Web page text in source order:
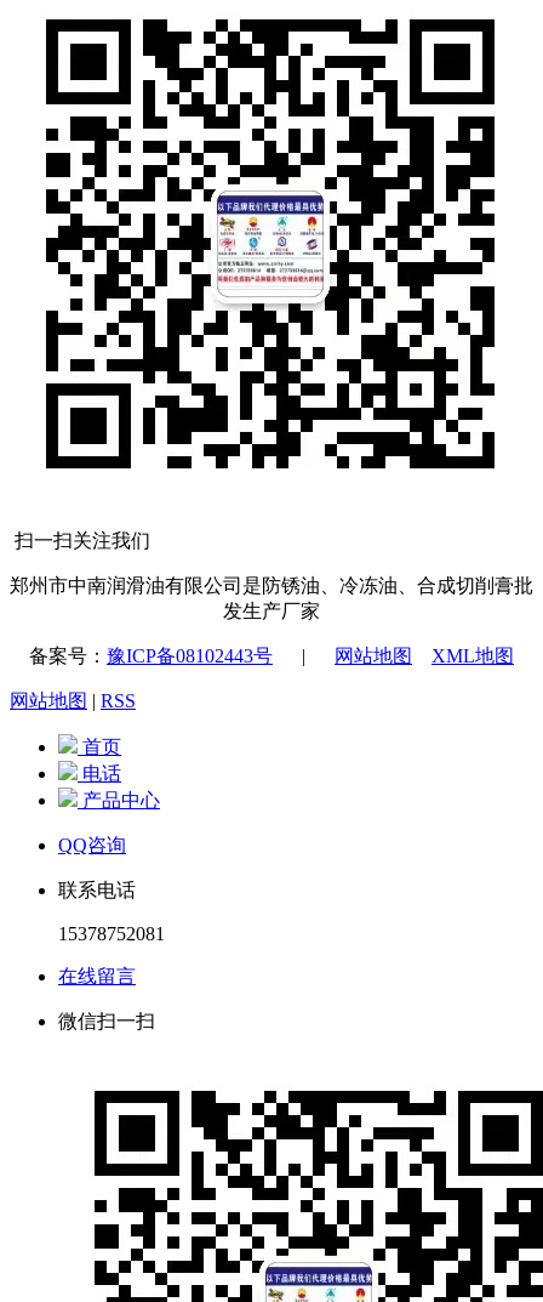
扫一扫关注我们
郑州市中南润滑油有限公司是防锈油、冷冻油、合成切削膏批
发生产厂家
备案号： 豫ICP备08102443号 | 网站地图 XML地图
网站地图 | RSS
首页
电话
产品中心
QQ咨询
联系电话
15378752081
在线留言
微信扫一扫